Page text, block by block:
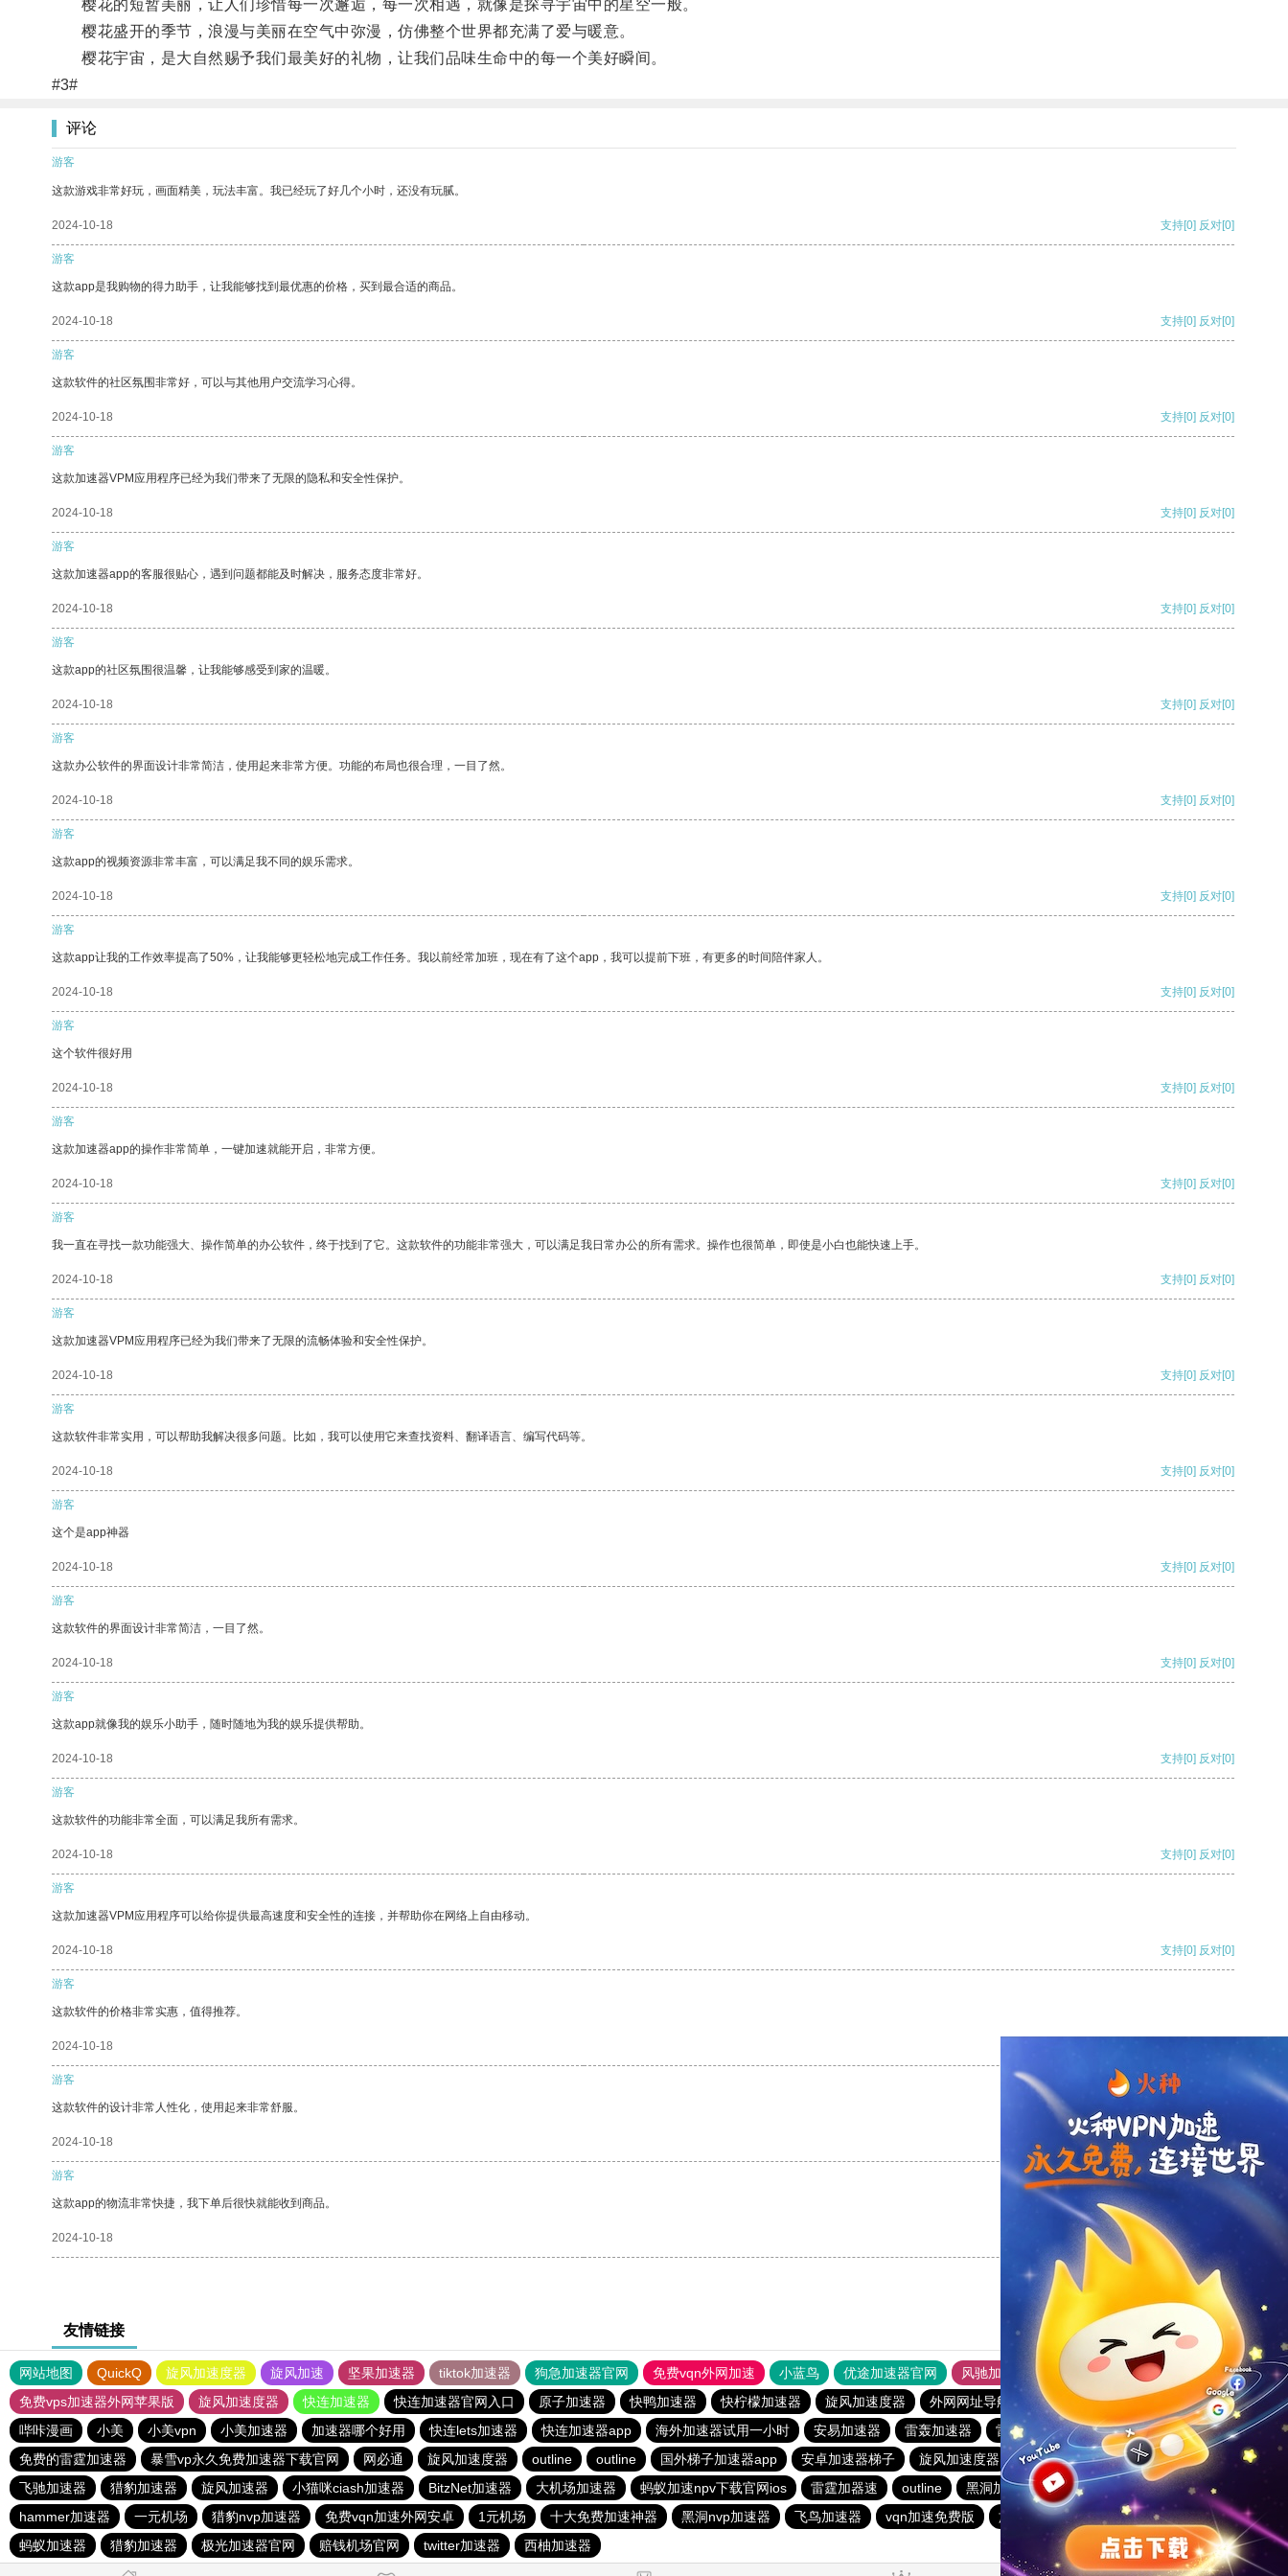
樱花的短暂美丽，让人们珍惜每一次邂逅，每一次相遇，就像是探寻宇宙中的星空一般。
樱花盛开的季节，浪漫与美丽在空气中弥漫，仿佛整个世界都充满了爱与暖意。
樱花宇宙，是大自然赐予我们最美好的礼物，让我们品味生命中的每一个美好瞬间。
#3#
评论
游客
这款游戏非常好玩，画面精美，玩法丰富。我已经玩了好几个小时，还没有玩腻。
2024-10-18 支持[0] 反对[0]
游客
这款app是我购物的得力助手，让我能够找到最优惠的价格，买到最合适的商品。
2024-10-18 支持[0] 反对[0]
游客
这款软件的社区氛围非常好，可以与其他用户交流学习心得。
2024-10-18 支持[0] 反对[0]
游客
这款加速器VPM应用程序已经为我们带来了无限的隐私和安全性保护。
2024-10-18 支持[0] 反对[0]
游客
这款加速器app的客服很贴心，遇到问题都能及时解决，服务态度非常好。
2024-10-18 支持[0] 反对[0]
游客
这款app的社区氛围很温馨，让我能够感受到家的温暖。
2024-10-18 支持[0] 反对[0]
游客
这款办公软件的界面设计非常简洁，使用起来非常方便。功能的布局也很合理，一目了然。
2024-10-18 支持[0] 反对[0]
游客
这款app的视频资源非常丰富，可以满足我不同的娱乐需求。
2024-10-18 支持[0] 反对[0]
游客
这款app让我的工作效率提高了50%，让我能够更轻松地完成工作任务。我以前经常加班，现在有了这个app，我可以提前下班，有更多的时间陪伴家人。
2024-10-18 支持[0] 反对[0]
游客
这个软件很好用
2024-10-18 支持[0] 反对[0]
游客
这款加速器app的操作非常简单，一键加速就能开启，非常方便。
2024-10-18 支持[0] 反对[0]
游客
我一直在寻找一款功能强大、操作简单的办公软件，终于找到了它。这款软件的功能非常强大，可以满足我日常办公的所有需求。操作也很简单，即使是小白也能快速上手。
2024-10-18 支持[0] 反对[0]
游客
这款加速器VPM应用程序已经为我们带来了无限的流畅体验和安全性保护。
2024-10-18 支持[0] 反对[0]
游客
这款软件非常实用，可以帮助我解决很多问题。比如，我可以使用它来查找资料、翻译语言、编写代码等。
2024-10-18 支持[0] 反对[0]
游客
这个是app神器
2024-10-18 支持[0] 反对[0]
游客
这款软件的界面设计非常简洁，一目了然。
2024-10-18 支持[0] 反对[0]
游客
这款app就像我的娱乐小助手，随时随地为我的娱乐提供帮助。
2024-10-18 支持[0] 反对[0]
游客
这款软件的功能非常全面，可以满足我所有需求。
2024-10-18 支持[0] 反对[0]
游客
这款加速器VPM应用程序可以给你提供最高速度和安全性的连接，并帮助你在网络上自由移动。
2024-10-18 支持[0] 反对[0]
游客
这款软件的价格非常实惠，值得推荐。
2024-10-18
游客
这款软件的设计非常人性化，使用起来非常舒服。
2024-10-18 支持 [0] 反对 [0]
游客
这款app的物流非常快捷，我下单后很快就能收到商品。
2024-10-18 支持
友情链接
网站地图 QuickQ 旋风加速度器 旋风加速 坚果加速器 tiktok加速器 狗急加速器官网 免费vqn外网加速 小蓝鸟 优途加速器官网 风驰加速器
旋风加速器
免费vps加速器外网苹果版
旋风加速度器 快连加速器 快连加速器官网入口 原子加速器 快鸭加速器 快柠檬加速器 旋风加速度器 外网网址导航 软件中心 雷霆加速
狂飙加速器
哔咔漫画
小美 小美vpn 小美加速器 加速器哪个好用 快连lets加速器 快连加速器app 海外加速器试用一小时 安易加速器 雷轰加速器 雷霆vp加速器官网
2023免费加速神器
免费的雷霆加速器
暴雪vp永久免费加速器下载官网 网必通 旋风加速度器 outline outline 国外梯子加速器app 安卓加速器梯子 旋风加速度器 原子加速下载安卓
旋风加速度器
飞驰加速器
猎豹加速器 旋风加速器 小猫咪ciash加速器 BitzNet加速器 大机场加速器 蚂蚁加速npv下载官网ios 雷霆加器速 outline 黑洞加速 白鲸加速器
免费vqn外网
hammer加速器
一元机场 猎豹nvp加速器 免费vqn加速外网安卓 1元机场 十大免费加速神器 黑洞nvp加速器 飞鸟加速器 vqn加速免费版 旋风加速度器
银河加速器下载苹果ins
蚂蚁加速器
猎豹加速器 极光加速器官网 赔钱机场官网 twitter加速器 西柚加速器